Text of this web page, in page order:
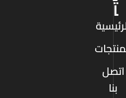
ا
اتصل
بنا